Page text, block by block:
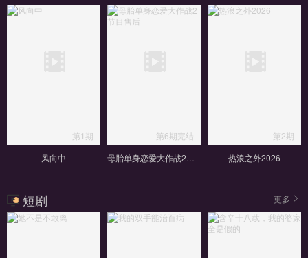
第1期
风向中
第6期完结
母胎单身恋爱大作战2节目售后
第2期
热浪之外2026
更多
短剧